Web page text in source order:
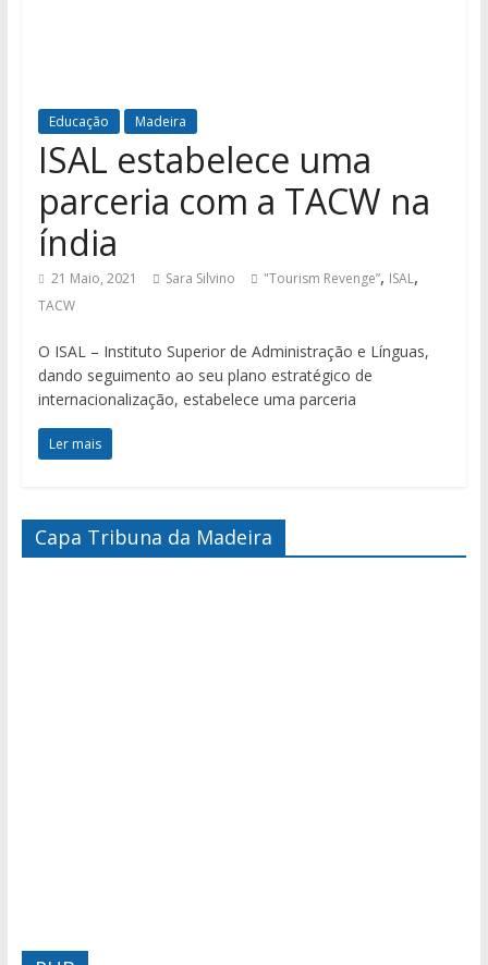
Educação Madeira
ISAL estabelece uma
parceria com a TACW na
índia
21 Maio, 2021 Sara Silvino "Tourism Revenge”, ISAL,
TACW
O ISAL – Instituto Superior de Administração e Línguas,
dando seguimento ao seu plano estratégico de
internacionalização, estabelece uma parceria
Ler mais
Capa Tribuna da Madeira